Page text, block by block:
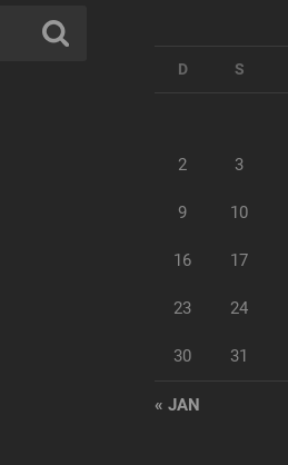
D S
2 3
9 10
16 17
23 24
30 31
« JAN